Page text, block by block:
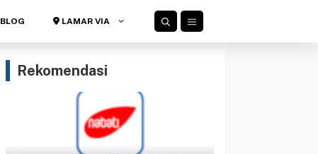
BLOG LAMAR VIA
Rekomendasi